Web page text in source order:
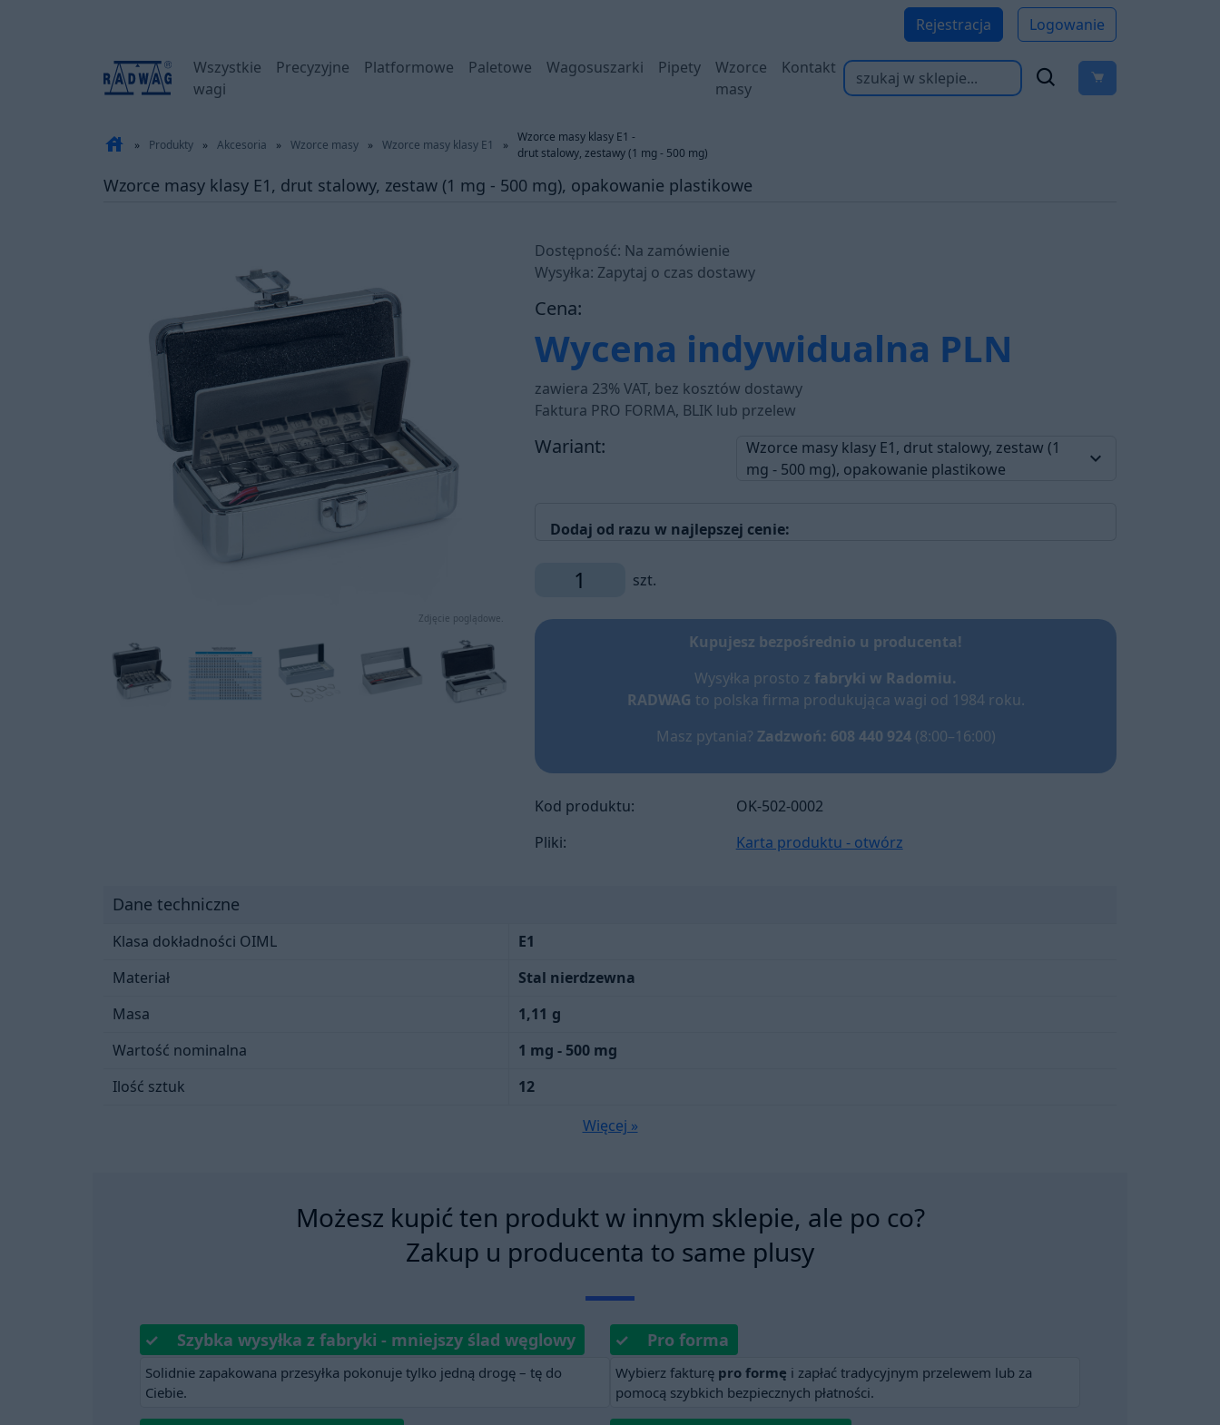
Rejestracja Logowanie
Wszystkie
wagi
Precyzyjne Platformowe Paletowe Wagosuszarki Pipety
Wzorce
masy
Kontakt
house » Produkty » Akcesoria » Wzorce masy » Wzorce masy klasy E1 »
Wzorce masy klasy E1 -
drut stalowy, zestawy (1 mg - 500 mg)
Wzorce masy klasy E1, drut stalowy, zestaw (1 mg - 500 mg), opakowanie plastikowe
Zdjęcie poglądowe.
Dostępność: Na zamówienie
Wysyłka: Zapytaj o czas dostawy
Cena:
Wycena indywidualna PLN
zawiera 23% VAT, bez kosztów dostawy
Faktura PRO FORMA, BLIK lub przelew
Wariant:
Wzorce masy klasy E1, drut stalowy, zestaw (1
mg - 500 mg), opakowanie plastikowe
keyboard_arrow_down
Dodaj od razu w najlepszej cenie:
szt.
Kupujesz bezpośrednio u producenta!
Wysyłka prosto z fabryki w Radomiu.
RADWAG to polska firma produkująca wagi od 1984 roku.
Masz pytania? Zadzwoń: 608 440 924(8:00–16:00)
Kod produktu:
OK-502-0002
Pliki:
Karta produktu - otwórz
Dane techniczne
Klasa dokładności OIML
E1
Materiał
Stal nierdzewna
Masa
1,11 g
Wartość nominalna
1 mg - 500 mg
Ilość sztuk
12
Więcej »
Możesz kupić ten produkt w innym sklepie, ale po co?
Zakup u producenta to same plusy
✓ Szybka wysyłka z fabryki - mniejszy ślad węglowy
Solidnie zapakowana przesyłka pokonuje tylko jedną drogę – tę do
Ciebie.
✓ Pro forma
Wybierz fakturę pro formę i zapłać tradycyjnym przelewem lub za
pomocą szybkich bezpiecznych płatności.